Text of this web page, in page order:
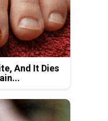
And It Dies